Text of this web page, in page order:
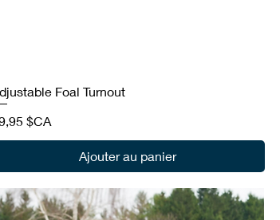
Foal Turnout
$CA
Ajouter au panier